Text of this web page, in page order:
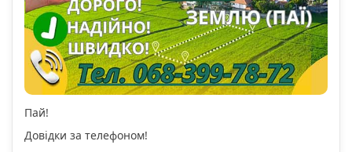
Пай!
Довідки за телефоном!